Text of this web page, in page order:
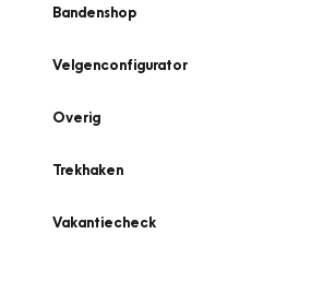
Bandenshop
Velgenconfigurator
Overig
Trekhaken
Vakantiecheck